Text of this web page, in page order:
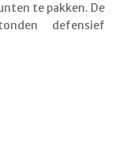
te pakken. De
defensief